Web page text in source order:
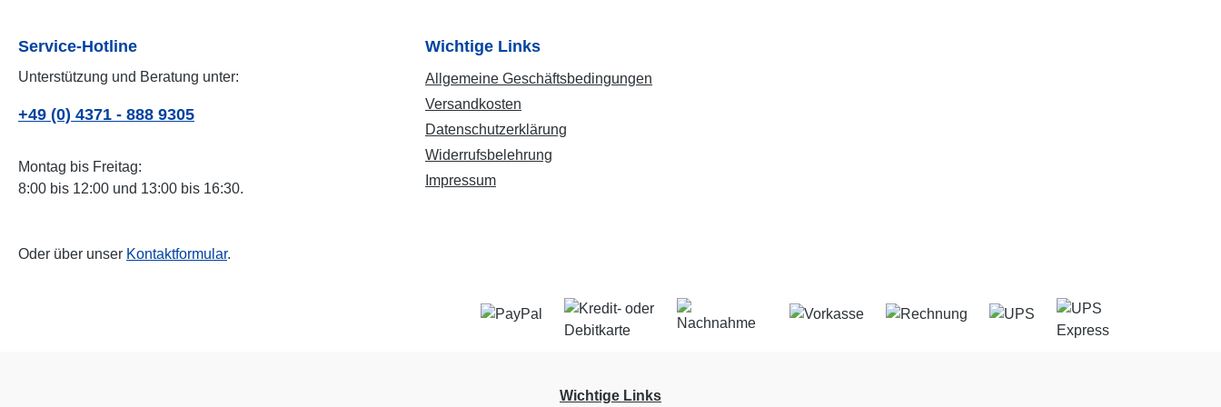
Service-Hotline
Unterstützung und Beratung unter:
+49 (0) 4371 - 888 9305
Montag bis Freitag:
8:00 bis 12:00 und 13:00 bis 16:30.
Oder über unser Kontaktformular.
Wichtige Links
Allgemeine Geschäftsbedingungen
Versandkosten
Datenschutzerklärung
Widerrufsbelehrung
Impressum
Wichtige Links